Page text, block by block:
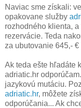
Naviac sme získali:
opakovane služby
rozhodného klienta,
rezervácie. Teda
za ubutovanie 645,-
Ak teda ešte hľadáte
adriatic.hr
jazykovú mutáciu.
adriatic.hr, môžete
odporúčania... Ak